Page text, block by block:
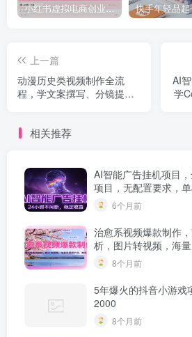
小红书虚拟电商创业课，系统拆解选品-内容-流量-变现，实现零成本变现
上一篇
动漫历史类视频制作全流
程，学文案撰写、分镜提示
AI
学
相关推荐
AI智能广告挂机项目
项目，无配置要求，
6个月前
治愈系视频爆款制作
析，图片转视频，海
接用8个月前
5年爆火的抖音小游戏
2000
8个月前